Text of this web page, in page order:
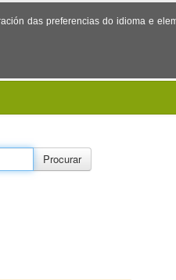
das preferencias do idioma e
Procurar